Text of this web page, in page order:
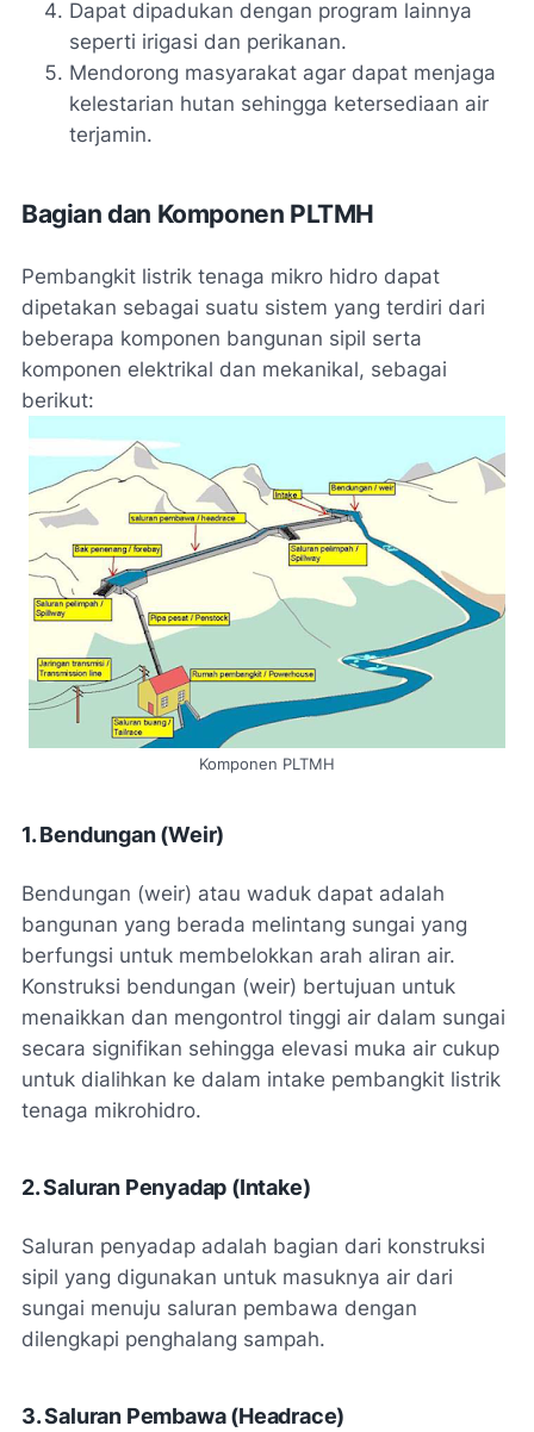
Dapat dipadukan dengan program lainnya
seperti irigasi dan perikanan.
Mendorong masyarakat agar dapat menjaga
kelestarian hutan sehingga ketersediaan air
terjamin.
Bagian dan Komponen PLTMH
Pembangkit listrik tenaga mikro hidro dapat
dipetakan sebagai suatu sistem yang terdiri dari
beberapa komponen bangunan sipil serta
komponen elektrikal dan mekanikal, sebagai
berikut:
Komponen PLTMH
1. Bendungan (Weir)
Bendungan (weir) atau waduk dapat adalah
bangunan yang berada melintang sungai yang
berfungsi untuk membelokkan arah aliran air.
Konstruksi bendungan (weir) bertujuan untuk
menaikkan dan mengontrol tinggi air dalam sungai
secara signifikan sehingga elevasi muka air cukup
untuk dialihkan ke dalam intake pembangkit listrik
tenaga mikrohidro.
2. Saluran Penyadap (Intake)
Saluran penyadap adalah bagian dari konstruksi
sipil yang digunakan untuk masuknya air dari
sungai menuju saluran pembawa dengan
dilengkapi penghalang sampah.
3. Saluran Pembawa (Headrace)